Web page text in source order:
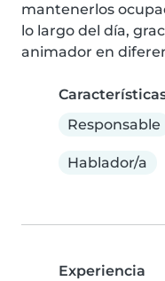
mantenerlos
lo largo del día,
animador en
Responsable
Hablador/a
Experiencia